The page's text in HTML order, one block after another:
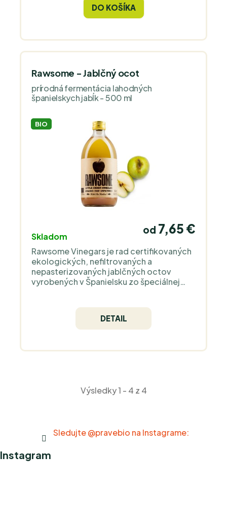
DO KOŠÍKA
Rawsome - Jablčný ocot
prírodná fermentácia lahodných
španielskych jabĺk - 500 ml
BIO
Skladom
od 7,65 €
Rawsome Vinegars je rad certifikovaných
ekologických, nefiltrovaných a
nepasterizovaných jablčných octov
vyrobených v Španielsku zo špeciálnej
samozrejme "matku".
DETAIL
Výsledky 1 - 4 z 4
Sledujte @pravebio na Instagrame:
Instagram